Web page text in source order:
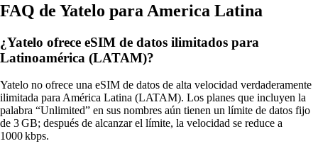
FAQ de Yatelo para America Latina
¿Yatelo ofrece eSIM de datos ilimitados para
Latinoamérica (LATAM)?
Yatelo no ofrece una eSIM de datos de alta velocidad verdaderamente
ilimitada para América Latina (LATAM). Los planes que incluyen la
palabra “Unlimited” en sus nombres aún tienen un límite de datos fijo
de 3 GB; después de alcanzar el límite, la velocidad se reduce a
1000 kbps.